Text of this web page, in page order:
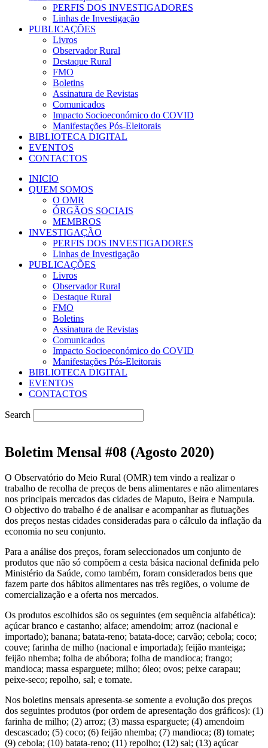
PERFIS DOS INVESTIGADORES
Linhas de Investigação
PUBLICAÇÕES
Livros
Observador Rural
Destaque Rural
FMO
Boletins
Assinatura de Revistas
Comunicados
Impacto Socioeconómico do COVID
Manifestações Pós-Eleitorais
BIBLIOTECA DIGITAL
EVENTOS
CONTACTOS
INICIO
QUEM SOMOS
O OMR
ÓRGÃOS SOCIAIS
MEMBROS
INVESTIGAÇÃO
PERFIS DOS INVESTIGADORES
Linhas de Investigação
PUBLICAÇÕES
Livros
Observador Rural
Destaque Rural
FMO
Boletins
Assinatura de Revistas
Comunicados
Impacto Socioeconómico do COVID
Manifestações Pós-Eleitorais
BIBLIOTECA DIGITAL
EVENTOS
CONTACTOS
Search
Boletim Mensal #08 (Agosto 2020)
O Observatório do Meio Rural (OMR) tem vindo a realizar o
trabalho de recolha de preços de bens alimentares e não alimentares
nos principais mercados das cidades de Maputo, Beira e Nampula.
O objectivo do trabalho é de analisar e acompanhar as flutuações
dos preços nestas cidades consideradas para o cálculo da inflação da
economia no seu conjunto.
Para a análise dos preços, foram seleccionados um conjunto de
produtos que não só compõem a cesta básica nacional definida pelo
Ministério da Saúde, como também, foram considerados bens que
fazem parte dos hábitos alimentares nas três regiões, o volume de
comercialização e a oferta nos mercados.
Os produtos escolhidos são os seguintes (em sequência alfabética):
açúcar branco e castanho; alface; amendoim; arroz (nacional e
importado); banana; batata-reno; batata-doce; carvão; cebola; coco;
couve; farinha de milho (nacional e importada); feijão manteiga;
feijão nhemba; folha de abóbora; folha de mandioca; frango;
mandioca; massa esparguete; milho; óleo; ovos; peixe carapau;
peixe-seco; repolho, sal; e tomate.
Nos boletins mensais apresenta-se somente a evolução dos preços
dos seguintes produtos (por ordem de apresentação dos gráficos): (1)
farinha de milho; (2) arroz; (3) massa esparguete; (4) amendoim
descascado; (5) coco; (6) feijão nhemba; (7) mandioca; (8) tomate;
(9) cebola; (10) batata-reno; (11) repolho; (12) sal; (13) açúcar